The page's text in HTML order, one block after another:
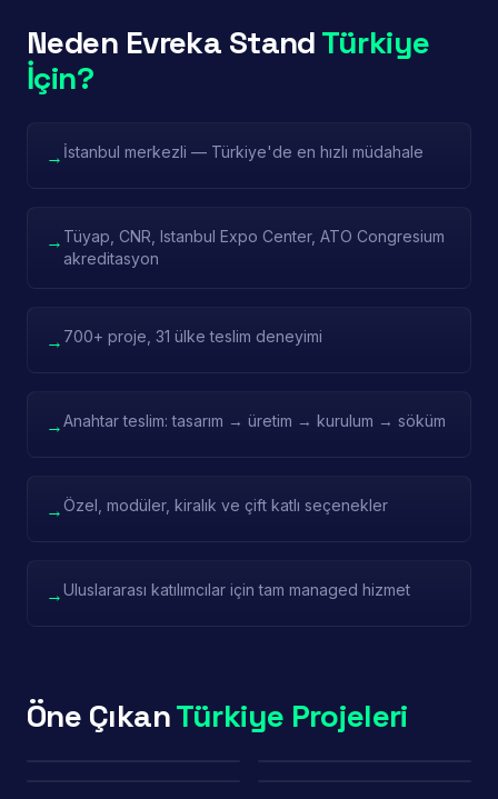
Neden Evreka StandTürkiye
İçin?
→ İstanbul merkezli — Türkiye'de en hızlı müdahale
→ Tüyap, CNR, Istanbul Expo Center, ATO Congresium
akreditasyon
→ 700+ proje, 31 ülke teslim deneyimi
→Anahtar teslim: tasarım → üretim → kurulum → söküm
→Özel, modüler, kiralık ve çift katlı seçenekler
→Uluslararası katılımcılar için tam managed hizmet
Öne ÇıkanTürkiye Projeleri